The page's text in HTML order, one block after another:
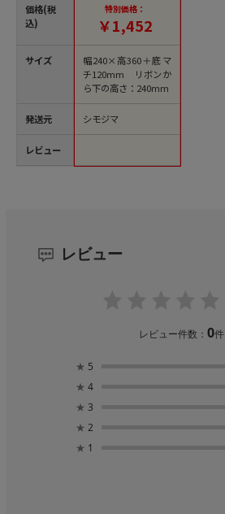
価格(税
込)
サイズ
発送元
レビュー
特別価格：
￥1,452
幅240×高360＋底マ
チ120mm リボンか
ら下の高さ：240mm
シモジマ
レビュー
レビュー件数：0件
★ 5
★ 4
★ 3
★ 2
★ 1